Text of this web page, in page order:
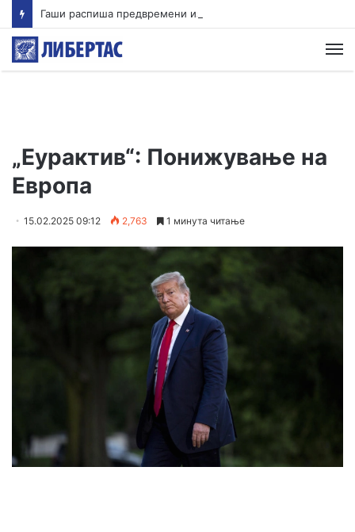
Гаши распиша предвремени избори во Брвеница
„Еурактив“: Понижување на
Европа
15.02.2025 09:12 2,763 1 минута читање